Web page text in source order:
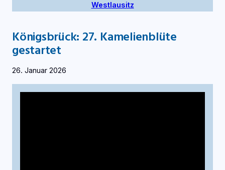
Westlausitz
Königsbrück: 27. Kamelienblüte
gestartet
26. Januar 2026